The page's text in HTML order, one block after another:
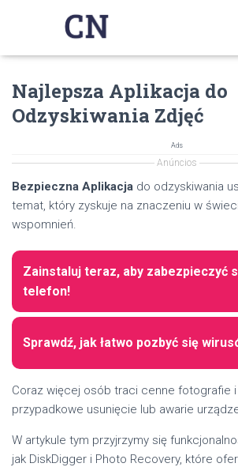
Najlepsza Aplikacja do
Odzyskiwania Zdjęć
Ads
Anúncios
Bezpieczna Aplikacja do odzyskiwania
temat, który zyskuje na znaczeniu w
wspomnień.
Zainstaluj teraz, aby zabezpieczyć
telefon!
Sprawdź, jak łatwo pozbyć się
Coraz więcej osób traci cenne fotografie
przypadkowe usunięcie lub awarie
W artykule tym przyjrzymy się
jak DiskDigger i Photo Recovery, które